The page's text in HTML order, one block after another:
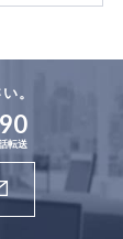
。
転送